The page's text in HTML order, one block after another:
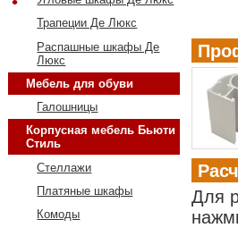
Для
Трапеции Де Люкс
Распашные шкафы Де
Люкс
Мебель для обуви
Галошницы
Корпусная мебель Бьюти
Стиль
Стеллажи
Платяные шкафы
Комоды